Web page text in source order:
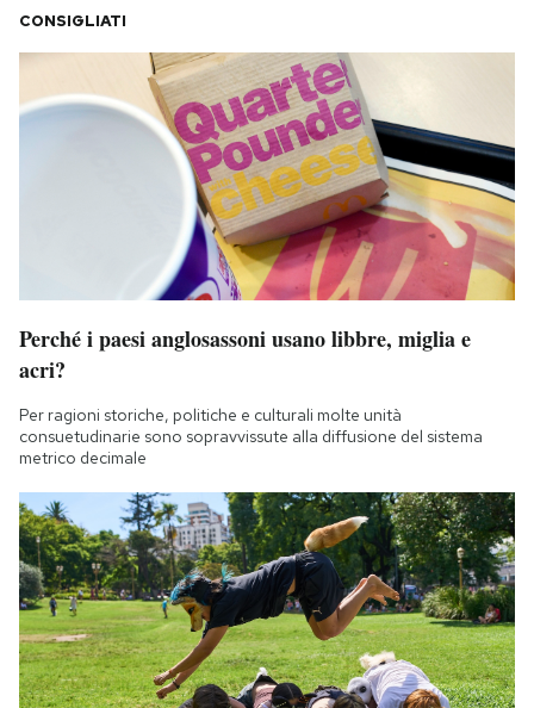
CONSIGLIATI
Perché i paesi anglosassoni usano libbre, miglia e
acri?
Per ragioni storiche, politiche e culturali molte unità
consuetudinarie sono sopravvissute alla diffusione del sistema
metrico decimale